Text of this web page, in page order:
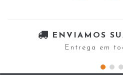
ENVIAMOS
Entrega em